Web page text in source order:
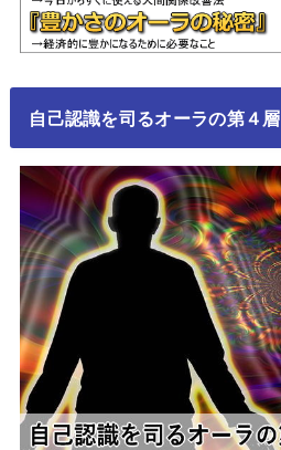
自己認識を司るオーラの第４層